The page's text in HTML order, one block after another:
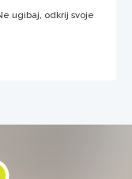
ugibaj, odkrij svoje